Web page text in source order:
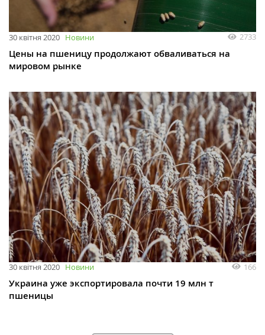
30 квітня 2020 Новини 2733
Цены на пшеницу продолжают обваливаться на
мировом рынке
30 квітня 2020 Новини 166
Украина уже экспортировала почти 19 млн т
пшеницы